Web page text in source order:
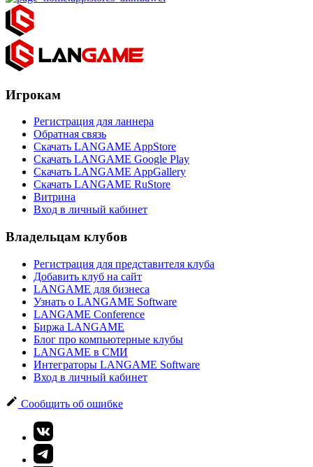
Игрокам
Регистрация для ланнера
Обратная связь
Скачать LANGAME AppStore
Скачать LANGAME Google Play
Скачать LANGAME AppGallery
Скачать LANGAME RuStore
Витрина
Вход в личный кабинет
Владельцам клубов
Регистрация для представителя клуба
Добавить клуб на сайт
LANGAME для бизнеса
Узнать о LANGAME Software
LANGAME Conference
Биржа LANGAME
Блог про компьютерные клубы
LANGAME в СМИ
Интеграторы LANGAME Software
Вход в личный кабинет
Сообщить об ошибке